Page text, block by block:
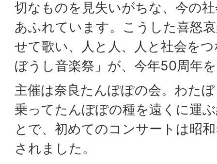
切なものを見失いがちな、今の
あふれています。こうした喜怒
せて歌い、人と人、人と社会を
ぼうし音楽祭」が、今年50周年
主催は奈良たんぽぽの会。わた
乗ってたんぽぽの種を遠くに運
とで、初めてのコンサートは昭
されました。